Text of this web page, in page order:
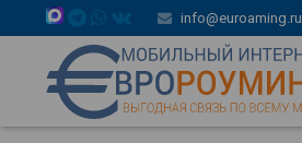
info@euroaming.ru